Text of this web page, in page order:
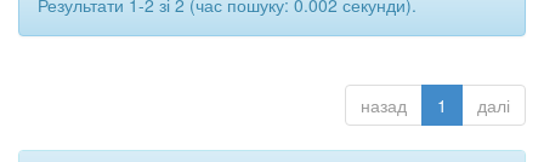
Результати 1-2 зі 2 (час пошуку: 0.002 секунди).
назад 1 далі